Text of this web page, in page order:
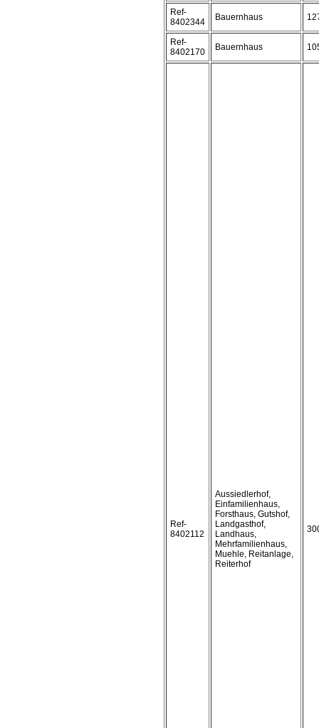
Ref-
8402344
Bauernhaus
Ref-
8402170
Bauernhaus
Ref-
8402112
Aussiedlerhof,
Einfamilienhaus,
Forsthaus, Gutshof,
Landgasthof,
Landhaus,
Mehrfamilienhaus,
Muehle, Reitanlage,
Reiterhof